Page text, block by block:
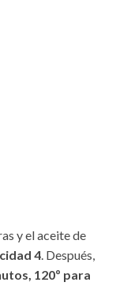
y el aceite de
4. Después,
120º para